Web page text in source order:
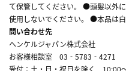
て保管してください。 ●頭髪以外
使用しないでください。 ●本品は白
問い合わせ先
ヘンケルジャパン株式会社
お客様相談室 03‐5783‐4271
受付：土・日・祝日を除く 10:00